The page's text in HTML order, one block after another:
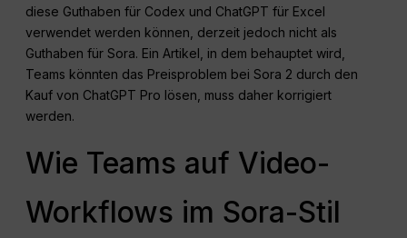
diese Guthaben für Codex und ChatGPT für Excel
verwendet werden können, derzeit jedoch nicht als
Guthaben für Sora. Ein Artikel, in dem behauptet wird,
Teams könnten das Preisproblem bei Sora 2 durch den
Kauf von ChatGPT Pro lösen, muss daher korrigiert
werden.
Wie Teams auf Video-
Workflows im Sora-Stil